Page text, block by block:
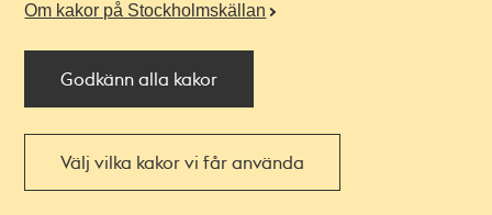
Om kakor på Stockholmskällan
Godkänn alla kakor
Välj vilka kakor vi får använda